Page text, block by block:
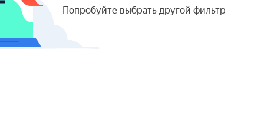
Попробуйте выбрать другой фильтр